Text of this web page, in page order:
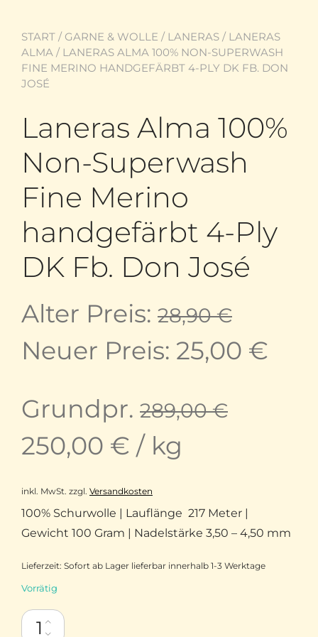
START / GARNE & WOLLE / LANERAS / LANERAS
ALMA / LANERAS ALMA 100% NON-SUPERWASH
FINE MERINO HANDGEFÄRBT 4-PLY DK FB. DON
JOSÉ
Laneras Alma 100%
Non-Superwash
Fine Merino
handgefärbt 4-Ply
DK Fb. Don José
Alter Preis: 28,90€
Preis
Neuer Preis: 25,00 €
Grundpr. 289,00€
250,00 € / kg
inkl. MwSt. zzgl. Versandkosten
100% Schurwolle | Lauflänge 217 Meter |
Gewicht 100 Gram | Nadelstärke 3,50 – 4,50 mm
Lieferzeit: Sofort ab Lager lieferbar innerhalb 1-3 Werktage
Vorrätig
Laneras Alma 100% Non-Superwash Fine Merino handgefärbt